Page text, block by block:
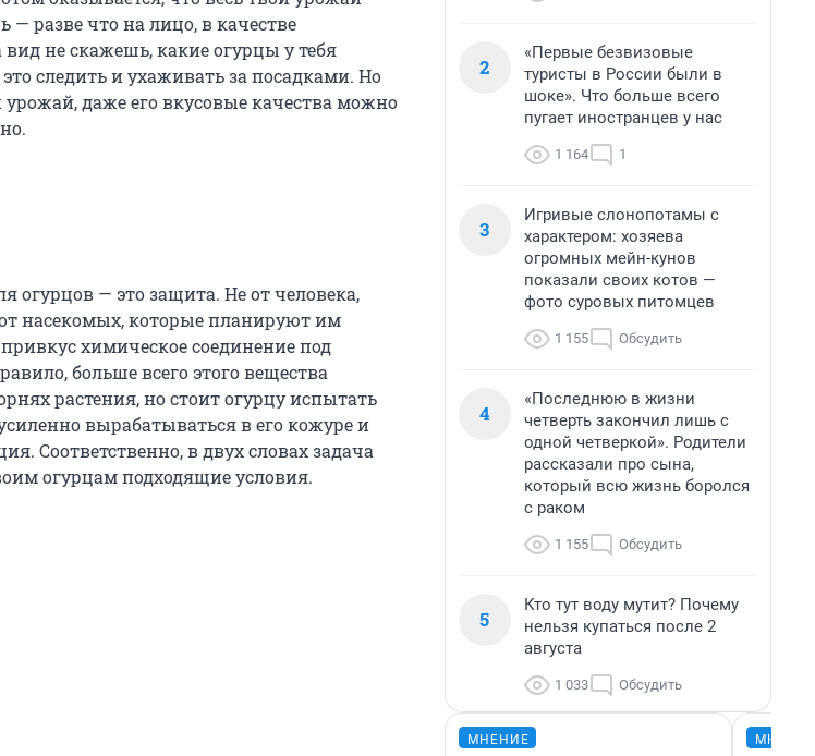
— разве что на лицо, в качестве
не скажешь, какие огурцы у тебя
следить и ухаживать за посадками. Но
даже его вкусовые качества можно
огурцов — это защита. Не от человека,
насекомых, которые планируют им
химическое соединение под
больше всего этого вещества
растения, но стоит огурцу испытать
вырабатываться в его кожуре и
Соответственно, в двух словах задача
огурцам подходящие условия.
2
«Первые безвизовые
туристы в России были в
шоке». Что больше всего
пугает иностранцев у нас
1 164 1
3
Игривые слонопотамы с
характером: хозяева
огромных мейн-кунов
показали своих котов —
фото суровых питомцев
1 155 Обсудить
4
«Последнюю в жизни
четверть закончил лишь с
одной четверкой». Родители
рассказали про сына,
который всю жизнь боролся
с раком
1 155 Обсудить
5
Кто тут воду мутит? Почему
нельзя купаться после 2
августа
1 033 Обсудить
МНЕНИЕ